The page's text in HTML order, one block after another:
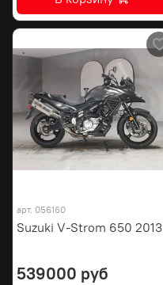
арт. 056160
Suzuki V-Strom 650 2013
539000 руб